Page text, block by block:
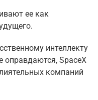
ее как
интеллекту
оправдаются, SpaceX
компаний